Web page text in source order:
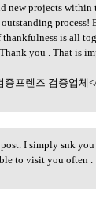
new projects within
process!
is all
you . That is
증프렌즈 검증업체
I simply snk
to visit you often .